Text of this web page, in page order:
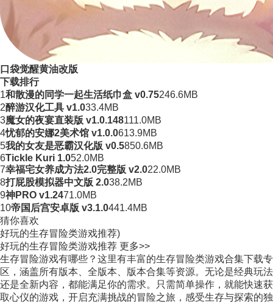
口袋觉醒黄油改版
下载排行
1和散漫的同学一起生活纸巾盒 v0.75246.6MB
2醉游汉化工具 v1.033.4MB
3魔女的夜宴直装版 v1.0.148111.0MB
4忧郁的安娜2美术馆 v1.0.0613.9MB
5我的女友是恶霸汉化版 v0.5850.6MB
6Tickle Kuri 1.052.0MB
7幸福宅女养成方法2.0完整版 v2.022.0MB
8打屁股模拟器中文版 2.038.2MB
9神PRO v1.2471.0MB
10帝国后宫安卓版 v3.1.0441.4MB
猜你喜欢
好玩的生存冒险类游戏推荐)
好玩的生存冒险类游戏推荐 更多>>
生存冒险游戏有哪些？这里有丰富的生存冒险类游戏合集下载专
区，涵盖所有版本、全版本、版本合集等资源。无论是经典玩法
还是全新内容，都能满足你的需求。只需简单操作，就能快速获
取心仪的游戏，开启充满挑战的冒险之旅，感受生存与探索的独